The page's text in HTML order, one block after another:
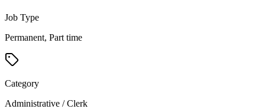
Job Type
Permanent, Part time
Category
Administrative / Clerk